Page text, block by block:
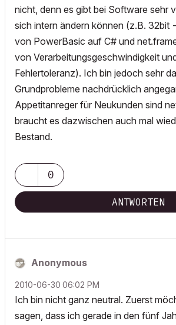
nicht, denn es gibt bei Software sehr
sich intern ändern können (z.B. 32bit
von PowerBasic auf C# und
von Verarbeitungsgeschwindigkeit
Fehlertoleranz). Ich bin jedoch sehr
Grundprobleme nachdrücklich
Appetitanreger für Neukunden sind
braucht es dazwischen auch mal
Bestand.
0
ANTWORTEN
Anonymous
‎2010-06-30 06:02 PM
Ich bin nicht ganz neutral. Zuerst
sagen, dass ich gerade in den fünf